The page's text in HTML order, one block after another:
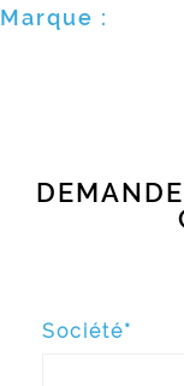
Marque :
Société*